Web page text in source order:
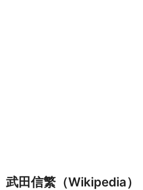
武田信繁（Wikipedia）